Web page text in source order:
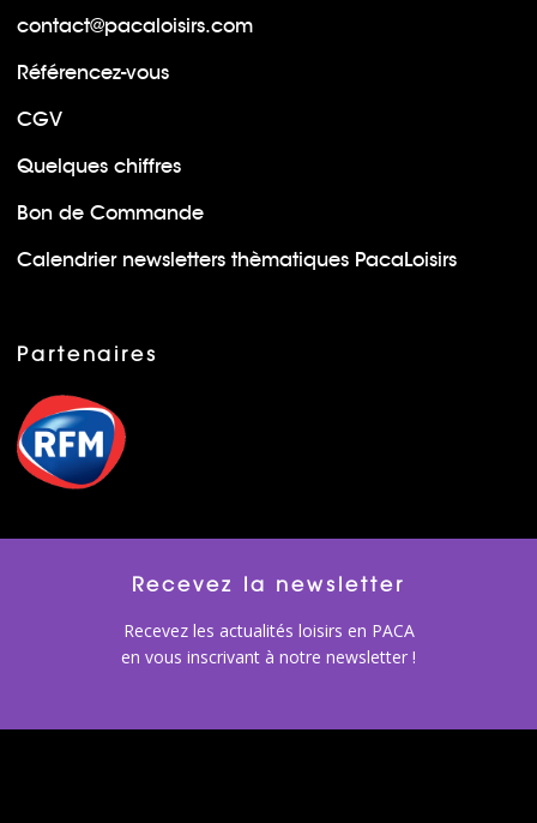
contact@pacaloisirs.com
Référencez-vous
CGV
Quelques chiffres
Bon de Commande
Calendrier newsletters thèmatiques PacaLoisirs
Partenaires
Recevez la newsletter
Recevez les actualités loisirs en PACA
en vous inscrivant à notre newsletter !